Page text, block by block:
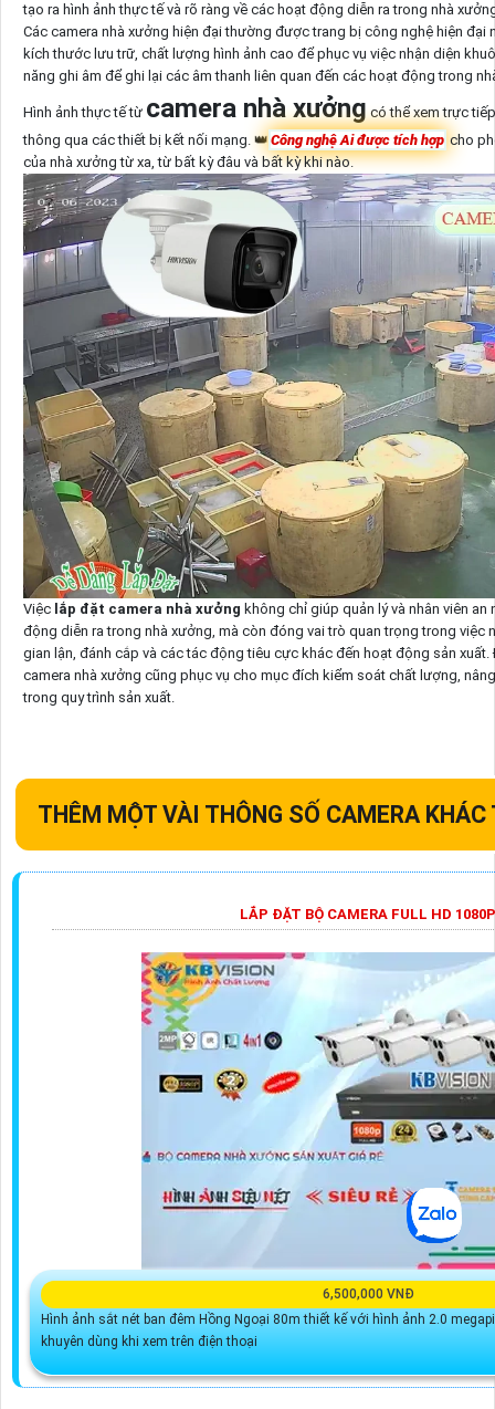
tạo ra hình ảnh thực tế và rõ ràng về các hoạt động diễn ra trong nhà
Các camera nhà xưởng hiện đại thường được trang bị công nghệ hiện đại
kích thước lưu trữ, chất lượng hình ảnh cao để phục vụ việc nhận diện
năng ghi âm để ghi lại các âm thanh liên quan đến các hoạt động trong
Hình ảnh thực tế từ camera nhà xưởngcó thể xem trực
thông qua các thiết bị kết nối mạng. 👑 Công nghệ Ai được tích hợp cho
của nhà xưởng từ xa, từ bất kỳ đâu và bất kỳ khi nào.
Việc lắp đặt camera nhà xưởng không chỉ giúp quản lý và nhân viên
động diễn ra trong nhà xưởng, mà còn đóng vai trò quan trọng trong việc
gian lận, đánh cắp và các tác động tiêu cực khác đến hoạt động sản
camera nhà xưởng cũng phục vụ cho mục đích kiểm soát chất lượng,
trong quy trình sản xuất.
THÊM MỘT VÀI THÔNG SỐ CAMERA
LẮP ĐẶT BỘ CAMERA FULL HD 1080P
6,500,000 VNĐ
Hình ảnh sắt nét ban đêm Hồng Ngoại 80m thiết kế với hình ảnh 2.0
khuyên dùng khi xem trên điện thoại